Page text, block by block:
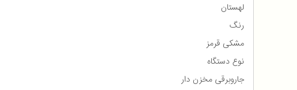
لهستان
رنگ
مشکی قرمز
نوع دستگاه
جاروبرقی مخزن دار